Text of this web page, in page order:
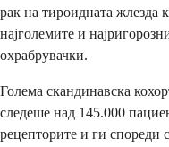
рак на тироидната жлезда
најголемите и
охрабрувачки.
Голема скандинавска
следеше над 145.000
рецепторите и ги спореди